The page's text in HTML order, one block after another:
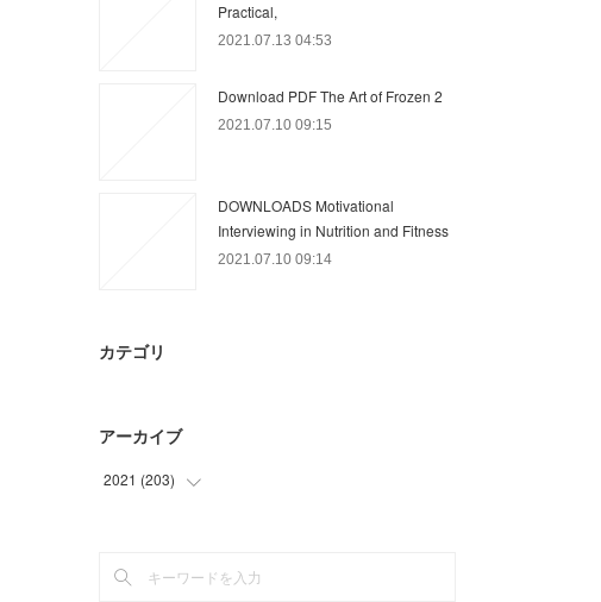
Practical,
2021.07.13 04:53
Download PDF The Art of Frozen 2
2021.07.10 09:15
DOWNLOADS Motivational
Interviewing in Nutrition and Fitness
2021.07.10 09:14
カテゴリ
アーカイブ
2021 (203)
(